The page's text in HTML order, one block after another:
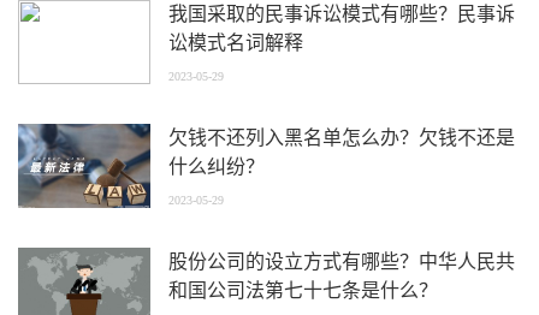
我国采取的民事诉讼模式有哪些？民事诉
讼模式名词解释
2023-05-29
欠钱不还列入黑名单怎么办？欠钱不还是
什么纠纷？
2023-05-29
股份公司的设立方式有哪些？中华人民共
和国公司法第七十七条是什么？